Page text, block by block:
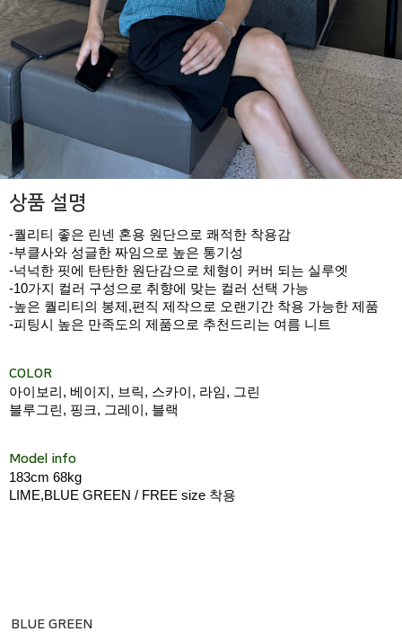
상품 설명
-퀄리티 좋은 린넨 혼용 원단으로 쾌적한 착용감
-부클사와 성글한 짜임으로 높은 통기성
-넉넉한 핏에 탄탄한 원단감으로 체형이 커버 되는 실루엣
-10가지 컬러 구성으로 취향에 맞는 컬러 선택 가능
-높은 퀄리티의 봉제,편직 제작으로 오랜기간 착용 가능한 제품
-피팅시 높은 만족도의 제품으로 추천드리는 여름 니트
COLOR
아이보리, 베이지, 브릭, 스카이, 라임, 그린
블루그린, 핑크, 그레이, 블랙
Model info
183cm 68kg
LIME,BLUE GREEN / FREE size 착용
BLUE GREEN